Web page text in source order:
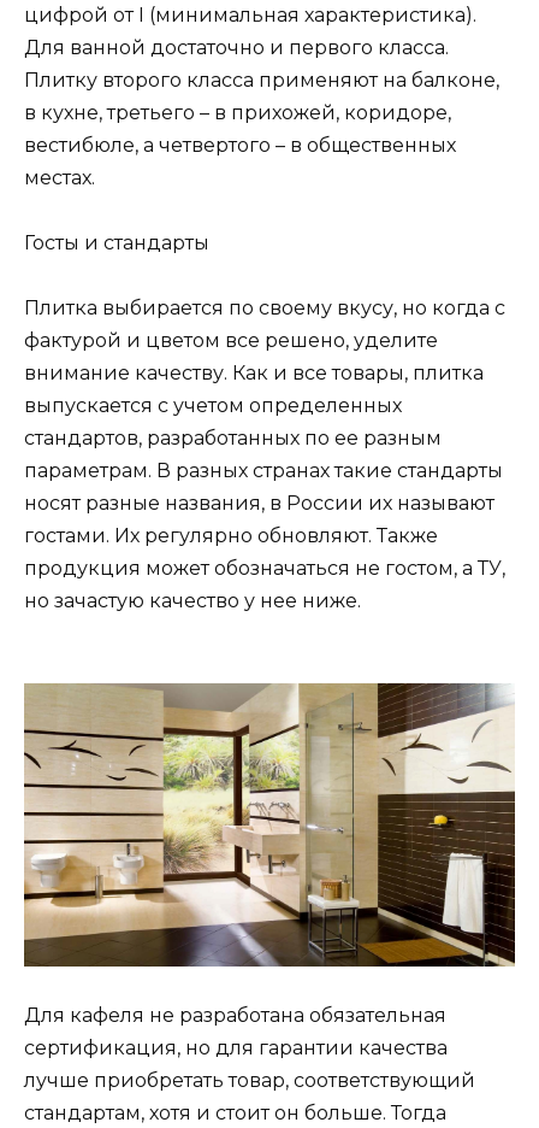
цифрой от I (минимальная характеристика).
Для ванной достаточно и первого класса.
Плитку второго класса применяют на балконе,
в кухне, третьего – в прихожей, коридоре,
вестибюле, а четвертого – в общественных
местах.
Госты и стандарты
Плитка выбирается по своему вкусу, но когда с
фактурой и цветом все решено, уделите
внимание качеству. Как и все товары, плитка
выпускается с учетом определенных
стандартов, разработанных по ее разным
параметрам. В разных странах такие стандарты
носят разные названия, в России их называют
гостами. Их регулярно обновляют. Также
продукция может обозначаться не гостом, а ТУ,
но зачастую качество у нее ниже.
Для кафеля не разработана обязательная
сертификация, но для гарантии качества
лучше приобретать товар, соответствующий
стандартам, хотя и стоит он больше. Тогда